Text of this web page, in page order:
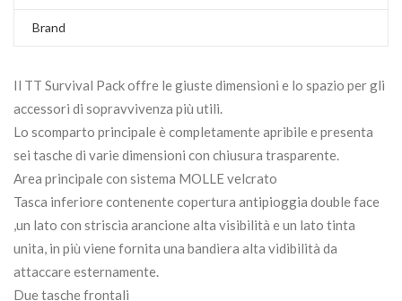
Brand
Il TT Survival Pack offre le giuste dimensioni e lo spazio per gli
accessori di sopravvivenza più utili.
Lo scomparto principale è completamente apribile e presenta
sei tasche di varie dimensioni con chiusura trasparente.
Area principale con sistema MOLLE velcrato
Tasca inferiore contenente copertura antipioggia double face
,un lato con striscia arancione alta visibilità e un lato tinta
unita, in più viene fornita una bandiera alta vidibilità da
attaccare esternamente.
Due tasche frontali